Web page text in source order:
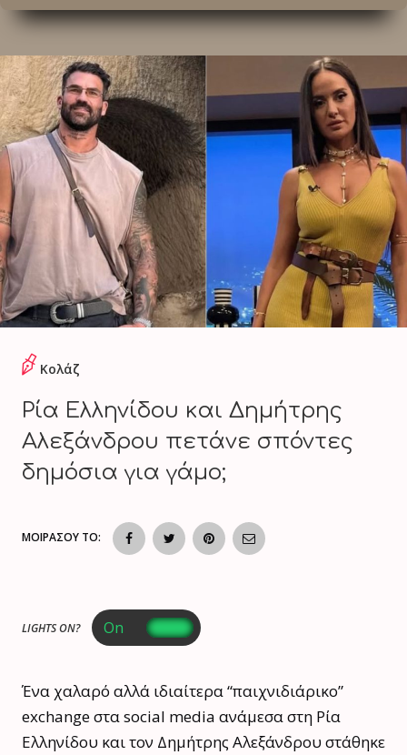
Κολάζ
Ρία Ελληνίδου και Δημήτρης
Αλεξάνδρου πετάνε σπόντες
δημόσια για γάμο;
ΜΟΙΡΑΣΟΥ ΤΟ:
LIGHTS ON?
Ένα χαλαρό αλλά ιδιαίτερα “παιχνιδιάρικο”
exchange στα social media ανάμεσα στη Ρία
Ελληνίδου και τον Δημήτρης Αλεξάνδρου στάθηκε